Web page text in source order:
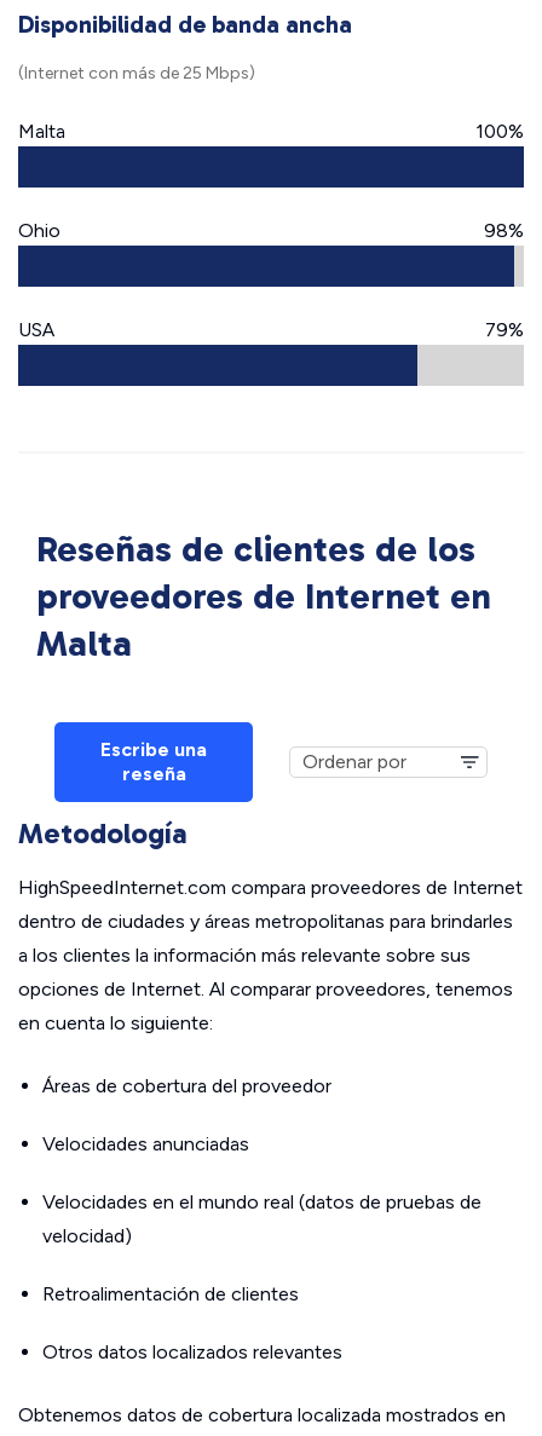
Disponibilidad de banda ancha
(Internet con más de 25 Mbps)
Malta 100%
Ohio 98%
USA 79%
Reseñas de clientes de los
proveedores de Internet en
Malta
Escribe una
reseña
Metodología
HighSpeedInternet.com compara proveedores de Internet
dentro de ciudades y áreas metropolitanas para brindarles
a los clientes la información más relevante sobre sus
opciones de Internet. Al comparar proveedores, tenemos
en cuenta lo siguiente:
Áreas de cobertura del proveedor
Velocidades anunciadas
Velocidades en el mundo real (datos de pruebas de
velocidad)
Retroalimentación de clientes
Otros datos localizados relevantes
Obtenemos datos de cobertura localizada mostrados en